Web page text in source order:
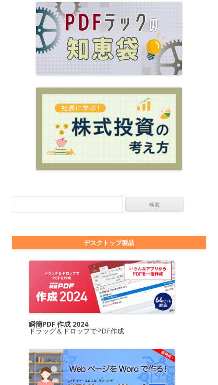
デスクトップ製品
瞬簡PDF 作成 2024
ドラッグ＆ドロップでPDF作成